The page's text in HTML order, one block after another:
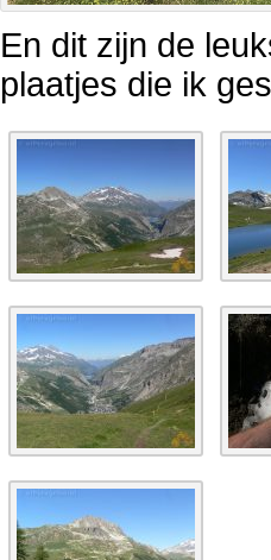
En dit zijn de
plaatjes die ik